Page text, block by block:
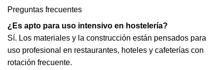
Preguntas frecuentes
¿Es apto para uso intensivo en hostelería?
Sí. Los materiales y la construcción están pensados para
uso profesional en restaurantes, hoteles y cafeterías con
rotación frecuente.